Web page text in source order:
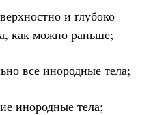
и глубоко
как можно раньше;
все инородные тела;
инородные тела;